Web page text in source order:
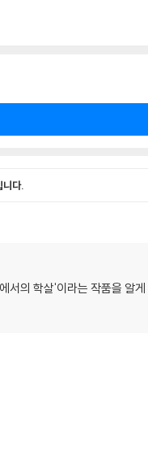
니다.
서의 학살'이라는 작품을 알